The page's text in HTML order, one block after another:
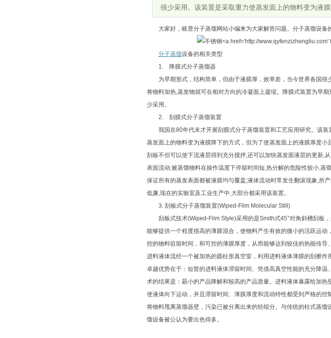
很少采用。该装置是采取重力使蒸发面上的物料变为液
大家好，岐昱分子蒸馏网站小编来为大家解答问题。分子蒸馏设备
分子蒸馏设备的相关类型
1. 降膜式分子蒸馏器
为早期形式，结构简单，但由于液膜厚，效率差，当今世界各国很
将物料加热,蒸发物就可在相对方向的冷凝面上凝缩。降膜式装置为早
少采用。
2. 刮膜式分子蒸馏装置
我国在80年代末才开展刮膜式分子蒸馏装置和工艺应用研究。该装
蒸发面上的物料变为液膜降下的方式，但为了使蒸发面上的液膜厚度
刮板不但可以使下流液层得到充分搅拌,还可以加快蒸发面液层的更新,
表面流动;被蒸馏物料在操作温度下停留时间短,热分解的危险性较小,
保证所有的蒸发表面都被液膜均匀覆盖;液体流动时常发生翻滚现象,所
低廉,现在的实验室及工业生产中,大部分都采用该装置。
3. 刮板式分子蒸馏装置(Wiped-Film Molecular Still)
刮板式技术(Wiped-Film Style)采用的是Smith式45°对角斜槽刮板
能够提供一个程度很高的薄膜混合，使物料产生有效的微小的活跃运
控的物料驻留时间，和可控的薄膜厚度，从而能够达到较佳的热能传
进料液体流经一个被加热的圆柱形真空室，利用进料液体薄膜的刮擦
卓越优势在于：短暂的进料液体滞留时间、凭借高真空性能的充分降
术的结果是：朂小的产品降解和较高的产品质量。进料液体暴露给加
使液体向下运动，并且滞留时间、薄膜厚度和流动特性都受到严格的
将物料甩离蒸馏器壁，污染已被分离出来的轻组分。与传统的柱式蒸
馏设备被公认为要出色得多。